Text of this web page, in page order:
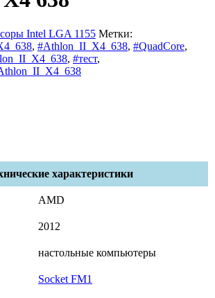
Intel LGA 1155 Метки:
, #Athlon_II_X4_638, #QuadCore,
, #тест,
характеристики
AMD
2012
настольные компьютеры
Socket FM1